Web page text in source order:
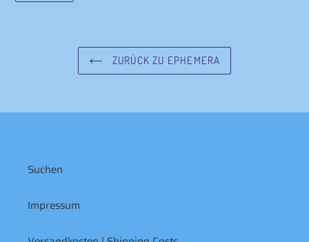
TEILEN
ZURÜCK ZU EPHEMERA
Suchen
Impressum